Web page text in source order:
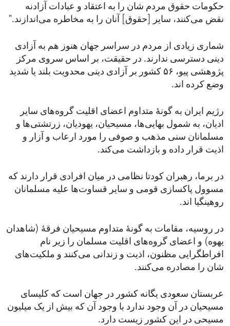
حکومات حقوق مردم شان را به اعتقاد و عبادات آزادنه
نقض می‌کنند،‌ سایر [حقوق] آنان را به مخاطره می‌اندازند."
شماری زیادی از مردم در سراسر جهان هنوز هم به آزادی
دینی دسترسی ندارند. در حقیقت، بر اساس سروی مرکز
پژوهشی پیو، ۵۶ کشور بر آزادی‌ دینی محدویت بلند یا شدید
وضع کرده اند.
رژیم ایران به گونۀ‌ متداوم اعضای اقلیت‌ گروه‌های سایر
ادیان، به شمول بهایی‌ها، مسیحیان، یهودیان،‌ زرتشتی‌ها و
مسلمانان سنی مذهب و صوفی را مورد ارعاب و آزار و
اذیت قرار داده و بازداشت می‌کند.
در برما، رهبران کودتا نظامی در میان افرادی قرار دارند که
مسوول پاکسازی قومی و سایر قساوت‌ها علیه مسلمانان
روهینگیا اند.
در روسیه، مقامات به گونۀ متداوم مسیحیان فرقۀ (شاهدان
یهوه) و اعضای گروه‌های اقلیت مسلمان را زیر نام
افراطگرایی مظنون، اذیت و زندانی می‌کنند و ملکیت‌های
شان را مصادره می‌کنند.
عربستان سعودی یگانه کشور در جهان است که کلیسای
مسیحیان در آن وجود ندارد با وجود آن که بیش از یک میلیون
مسیحی در این کشور زیست دارد.